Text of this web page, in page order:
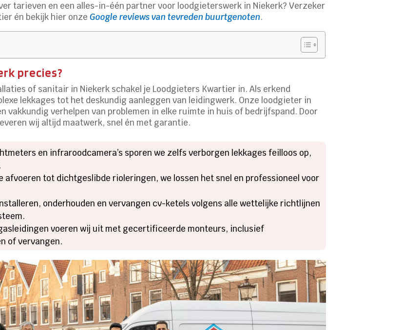
tarieven en een alles-in-één partner voor loodgieterswerk in Niekerk? Verzeker
én bekijk hier onzeGoogle reviews van tevreden buurtgenoten.
precies?
of sanitair in Niekerk schakel je Loodgieters Kwartier in. Als erkend
lekkages tot het deskundig aanleggen van leidingwerk. Onze loodgieter in
vakkundig verhelpen van problemen in elke ruimte in huis of bedrijfspand. Door
wij altijd maatwerk, snel én met garantie.
en infraroodcamera’s sporen we zelfs verborgen lekkages feilloos op,
afvoeren tot dichtgeslibde rioleringen, we lossen het snel en professioneel voor
onderhouden en vervangen cv-ketels volgens alle wettelijke richtlijnen
voeren wij uit met gecertificeerde monteurs, inclusief
of vervangen.